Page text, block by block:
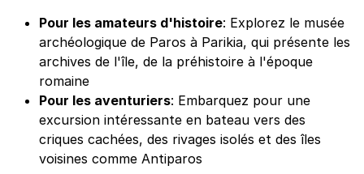
Pour les amateurs d'histoire: Explorez le musée
archéologique de Paros à Parikia, qui présente les
archives de l'île, de la préhistoire à l'époque
romaine
Pour les aventuriers: Embarquez pour une
excursion intéressante en bateau vers des
criques cachées, des rivages isolés et des îles
voisines comme Antiparos